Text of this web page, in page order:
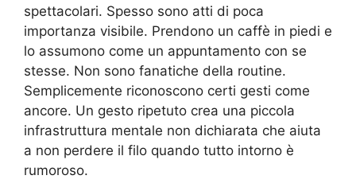
spettacolari. Spesso sono atti di poca
importanza visibile. Prendono un caffè in piedi e
lo assumono come un appuntamento con se
stesse. Non sono fanatiche della routine.
Semplicemente riconoscono certi gesti come
ancore. Un gesto ripetuto crea una piccola
infrastruttura mentale non dichiarata che aiuta
a non perdere il filo quando tutto intorno è
rumoroso.